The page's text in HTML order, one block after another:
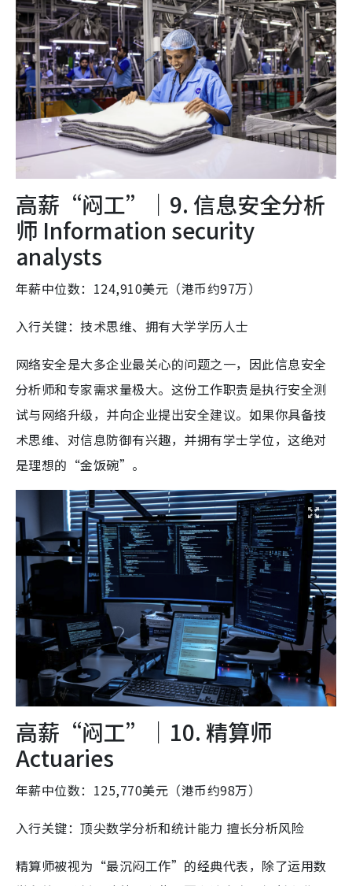
高薪“闷工”｜9. 信息安全分析
师 Information security
analysts
年薪中位数：124,910美元（港币约97万）
入行关键：技术思维、拥有大学学历人士
网络安全是大多企业最关心的问题之一，因此信息安全
分析师和专家需求量极大。这份工作职责是执行安全测
试与网络升级，并向企业提出安全建议。如果你具备技
术思维、对信息防御有兴趣，并拥有学士学位，这绝对
是理想的“金饭碗”。
高薪“闷工”｜10. 精算师
Actuaries
年薪中位数：125,770美元（港币约98万）
入行关键：顶尖数学分析和统计能力 擅长分析风险
精算师被视为“最沉闷工作”的经典代表，除了运用数